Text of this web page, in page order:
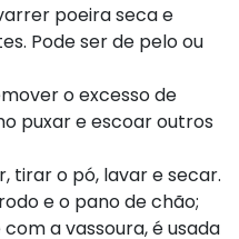
poeira seca e
Pode ser de pelo ou
o excesso de
puxar e escoar outros
tirar o pó, lavar e secar.
e o pano de chão;
a vassoura, é usada